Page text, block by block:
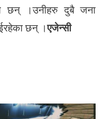
छन् ।उनीहरु दुबै जना
छन् ।एजेन्सी